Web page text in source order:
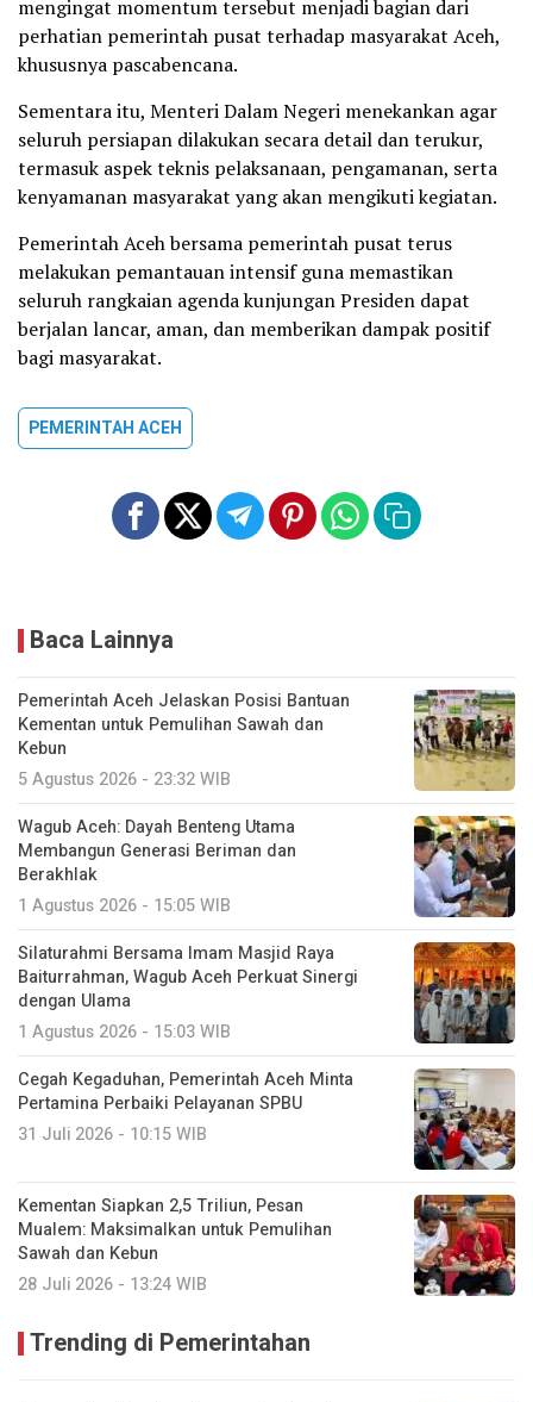
mengingat momentum tersebut menjadi bagian dari
perhatian pemerintah pusat terhadap masyarakat Aceh,
khususnya pascabencana.
Sementara itu, Menteri Dalam Negeri menekankan agar
seluruh persiapan dilakukan secara detail dan terukur,
termasuk aspek teknis pelaksanaan, pengamanan, serta
kenyamanan masyarakat yang akan mengikuti kegiatan.
Pemerintah Aceh bersama pemerintah pusat terus
melakukan pemantauan intensif guna memastikan
seluruh rangkaian agenda kunjungan Presiden dapat
berjalan lancar, aman, dan memberikan dampak positif
bagi masyarakat.
PEMERINTAH ACEH
Baca Lainnya
Pemerintah Aceh Jelaskan Posisi Bantuan
Kementan untuk Pemulihan Sawah dan
Kebun
5 Agustus 2026 - 23:32 WIB
Wagub Aceh: Dayah Benteng Utama
Membangun Generasi Beriman dan
Berakhlak
1 Agustus 2026 - 15:05 WIB
Silaturahmi Bersama Imam Masjid Raya
Baiturrahman, Wagub Aceh Perkuat Sinergi
dengan Ulama
1 Agustus 2026 - 15:03 WIB
Cegah Kegaduhan, Pemerintah Aceh Minta
Pertamina Perbaiki Pelayanan SPBU
31 Juli 2026 - 10:15 WIB
Kementan Siapkan 2,5 Triliun, Pesan
Mualem: Maksimalkan untuk Pemulihan
Sawah dan Kebun
28 Juli 2026 - 13:24 WIB
Trending di Pemerintahan